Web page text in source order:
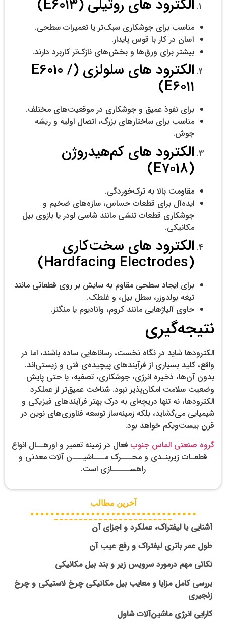
الکترود های روتیلی (E6013)
مناسب برای جوشکاری سبک‌تر یا تعمیرات سطحی.
آسان در کار با قوس پایدار.
بیشتر برای ورق‌ها و بخش‌های نازک‌تر کاربرد دارند.
الکترود های سلولزی (E6010 /
E6011)
برای نفوذ عمیق و جوشکاری در موقعیت‌های مختلف.
مناسب برای ساختارهای بزرگ، اتصال اولیه و ریشه
جوش.
الکترود های کم‌هیدروژن
(E7018)
مقاومت بالا به ترک‌خوردگی.
ایده‌آل برای قطعات حساس، سازه‌های ضخیم و
جوشکاری قطعات تنشی مانند شاسی لودر یا بازوی بیل
مکانیکی.
الکترود های سخت‌کاری
(Hardfacing Electrodes)
برای ایجاد سطحی مقاوم به سایش بر روی قطعاتی مانند
تیغه بولدوزر، سطل بیل، و غلطک.
حاوی آلیاژهایی مانند کروم، وانادیوم یا منگنز.
نتیجه‌گیری
الکترودها شاید در نگاه نخست، رساناهایی ساده باشند، اما در
واقع، کلید بسیاری از فرآیندهای پیچیده‌ی فنی و زیستی‌اند.
بدون آن‌ها، ذخیره انرژی، جوشکاری، تصفیه، یا حتی پایش
وضعیت سلامت امکان‌پذیر نبود. شناخت عمیق‌تر از عملکرد
الکترودها، نه تنها دریچه‌ای به درک بهتر فرآیندهای فیزیکی و
شیمیایی می‌گشاید، بلکه زمینه‌ساز توسعه فناوری‌های نوین در
قرن بیست‌ویکم خواهد بود.
گروه صنعتی الماس جنوب فعال در زمینه تعمير و اورهــال انواع
قطعـات زيربنـدی و محـــرک مـــاشيـــن آلات معدنی و
راهســـــازی است.
آخرین مطالب
آشنایی با لیفتراک، عملکرد و اجزای آن
طول عمر باتری لیفتراک و رفع عیب آن
نکاتی مهم درمورد سرویس زیر و بند بیل مکانیکی
بررسی کامل مزایا و معایب بیل مکانیکی چرخ لاستیکی و چرخ
زنجیری
کارایی انرژی ماشین‌آلات شاول